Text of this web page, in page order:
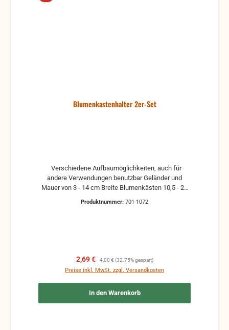
Blumenkastenhalter 2er-Set
andere Verwendungen benutzbar Geländer und
Mauer von 3 - 14 cm Breite Blumenkästen 10,5 - 21
Produktnummer: 701-1072
Verkaufspreis:
2,69 € Regulärer Preis:
4,00 € (32.75% gespart)
Preise inkl. MwSt. zzgl. Versandkosten
In den Warenkorb